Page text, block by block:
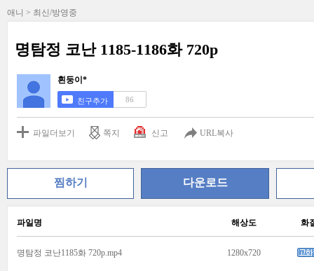
애니 > 최신/방영중
명탐정 코난 1185-1186화 720p
흰둥이*
친구추가 86
파일더보기 쪽지 신고 URL복사
찜하기 다운로드
파일명 해상도 화
명탐정 코난1185화 720p.mp4 1280x720